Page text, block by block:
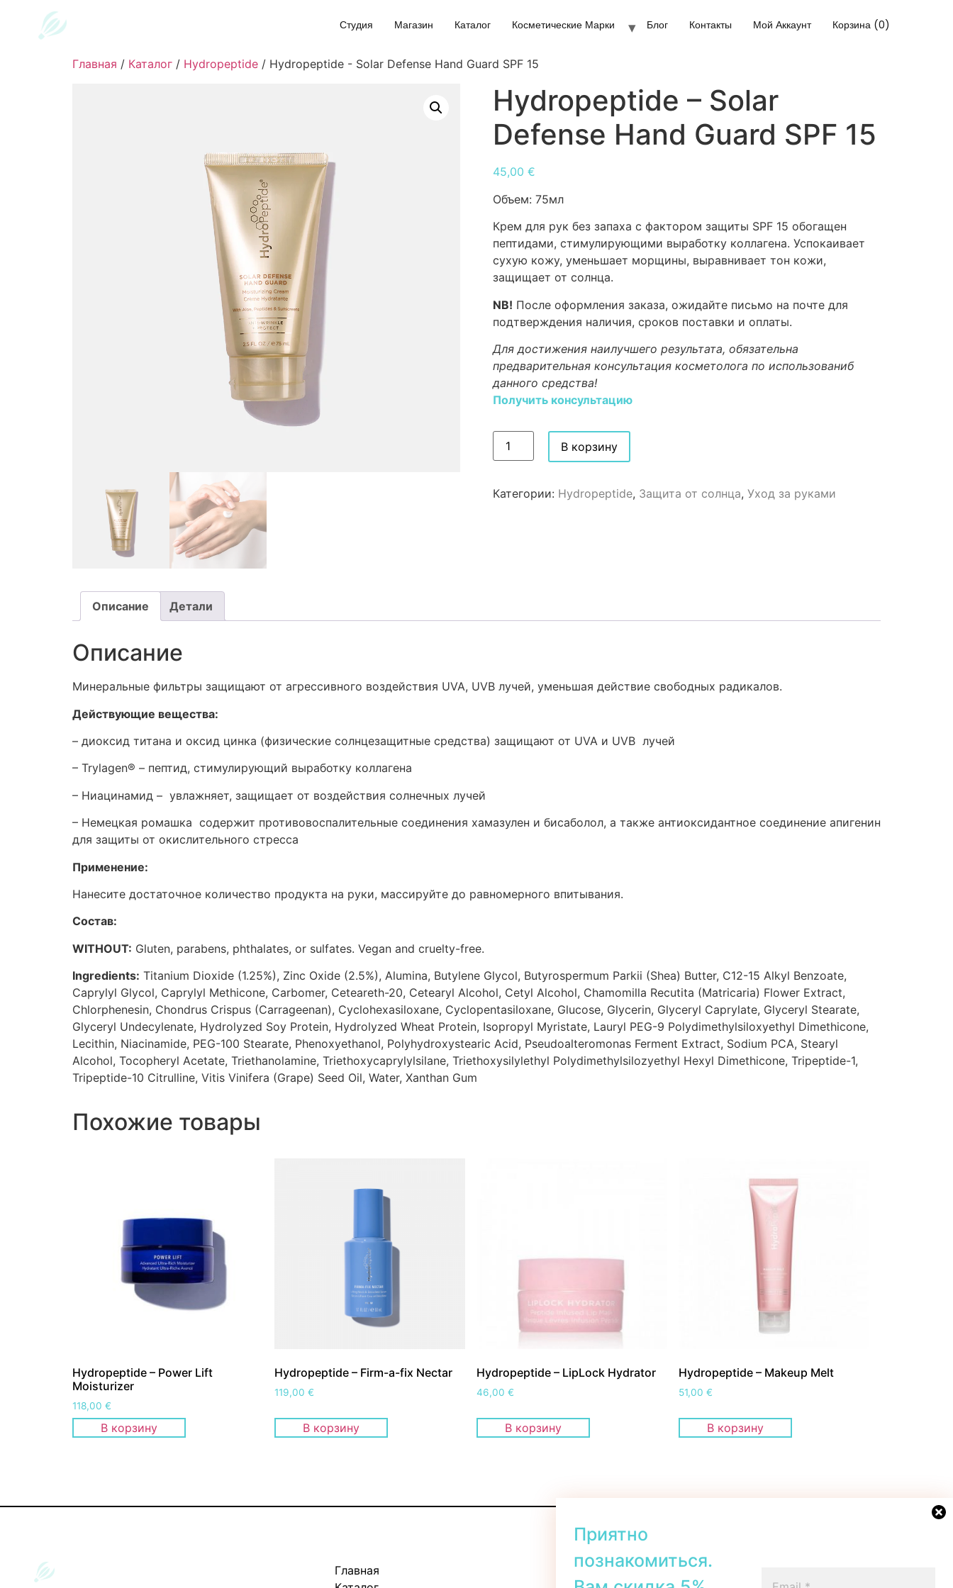
Студия Магазин Каталог Косметические Марки Блог Контакты Мой Аккаунт Корзина (0)
Главная / Каталог / Hydropeptide / Hydropeptide - Solar Defense Hand Guard SPF 15
Hydropeptide – Solar
Defense Hand Guard SPF 15
45,00 €
Объем: 75мл
Крем для рук без запаха с фактором защиты SPF 15 обогащен
пептидами, стимулирующими выработку коллагена. Успокаивает
сухую кожу, уменьшает морщины, выравнивает тон кожи,
защищает от солнца.
NB! После оформления заказа, ожидайте письмо на почте для
подтверждения наличия, сроков поставки и оплаты.
Для достижения наилучшего результата, обязательна
предварительная консультация косметолога по использованиб
данного средства!
Получить консультацию
В корзину
Категории: Hydropeptide, Защита от солнца, Уход за руками
Описание Детали
Описание
Минеральные фильтры защищают от агрессивного воздействия UVA, UVB лучей, уменьшая действие свободных радикалов.
Действующие вещества:
– диоксид титана и оксид цинка (физические солнцезащитные средства) защищают от UVA и UVB лучей
– Trylagen® – пептид, стимулирующий выработку коллагена
– Ниацинамид – увлажняет, защищает от воздействия солнечных лучей
– Немецкая ромашка содержит противовоспалительные соединения хамазулен и бисаболол, а также антиоксидантное соединение апигенин
для защиты от окислительного стресса
Применение:
Нанесите достаточное количество продукта на руки, массируйте до равномерного впитывания.
Состав:
WITHOUT: Gluten, parabens, phthalates, or sulfates. Vegan and cruelty-free.
Ingredients: Titanium Dioxide (1.25%), Zinc Oxide (2.5%), Alumina, Butylene Glycol, Butyrospermum Parkii (Shea) Butter, C12-15 Alkyl Benzoate,
Caprylyl Glycol, Caprylyl Methicone, Carbomer, Ceteareth-20, Cetearyl Alcohol, Cetyl Alcohol, Chamomilla Recutita (Matricaria) Flower Extract,
Chlorphenesin, Chondrus Crispus (Carrageenan), Cyclohexasiloxane, Cyclopentasiloxane, Glucose, Glycerin, Glyceryl Caprylate, Glyceryl Stearate,
Glyceryl Undecylenate, Hydrolyzed Soy Protein, Hydrolyzed Wheat Protein, Isopropyl Myristate, Lauryl PEG-9 Polydimethylsiloxyethyl Dimethicone,
Lecithin, Niacinamide, PEG-100 Stearate, Phenoxyethanol, Polyhydroxystearic Acid, Pseudoalteromonas Ferment Extract, Sodium PCA, Stearyl
Alcohol, Tocopheryl Acetate, Triethanolamine, Triethoxycaprylylsilane, Triethoxysilylethyl Polydimethylsilozyethyl Hexyl Dimethicone, Tripeptide-1,
Tripeptide-10 Citrulline, Vitis Vinifera (Grape) Seed Oil, Water, Xanthan Gum
Приятно
познакомиться.
Похожие товары
Hydropeptide – Power Lift
Moisturizer
118,00 €
В корзину
Hydropeptide – Firm-a-fix Nectar
119,00 €
В корзину
Hydropeptide – LipLock Hydrator
46,00 €
В корзину
Hydropeptide – Makeup Melt
51,00 €
В корзину
Главная
Kadaka tee 42b, Tallinn